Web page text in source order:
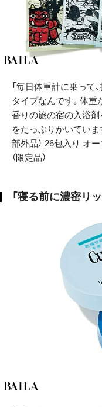
「毎日体重計に乗って
タイプなんです。体重
香りの旅の宿の入浴
をたっぷりかいていま
部外品） 26包入り オ
（限定品）
「寝る前に濃密リ